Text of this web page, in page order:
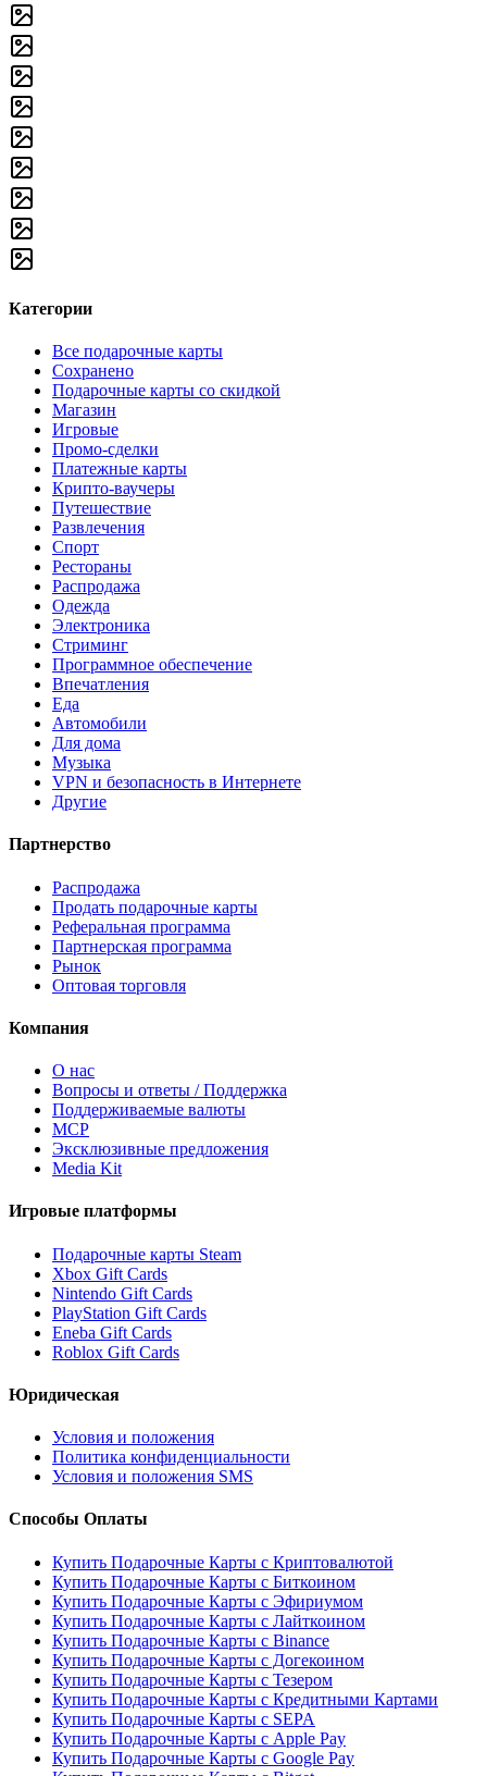
Категории
Все подарочные карты
Сохранено
Подарочные карты со скидкой
Магазин
Игровые
Промо-сделки
Платежные карты
Крипто-ваучеры
Путешествие
Развлечения
Спорт
Рестораны
Распродажа
Одежда
Электроника
Стриминг
Программное обеспечение
Впечатления
Еда
Автомобили
Для дома
Музыка
VPN и безопасность в Интернете
Другие
Партнерство
Распродажа
Продать подарочные карты
Реферальная программа
Партнерская программа
Рынок
Оптовая торговля
Компания
О нас
Вопросы и ответы / Поддержка
Поддерживаемые валюты
MCP
Эксклюзивные предложения
Media Kit
Игровые платформы
Подарочные карты Steam
Xbox Gift Cards
Nintendo Gift Cards
PlayStation Gift Cards
Eneba Gift Cards
Roblox Gift Cards
Юридическая
Условия и положения
Политика конфиденциальности
Условия и положения SMS
Способы Оплаты
Купить Подарочные Карты с Криптовалютой
Купить Подарочные Карты с Биткоином
Купить Подарочные Карты с Эфириумом
Купить Подарочные Карты с Лайткоином
Купить Подарочные Карты с Binance
Купить Подарочные Карты с Догекоином
Купить Подарочные Карты с Тезером
Купить Подарочные Карты с Кредитными Картами
Купить Подарочные Карты с SEPA
Купить Подарочные Карты с Apple Pay
Купить Подарочные Карты с Google Pay